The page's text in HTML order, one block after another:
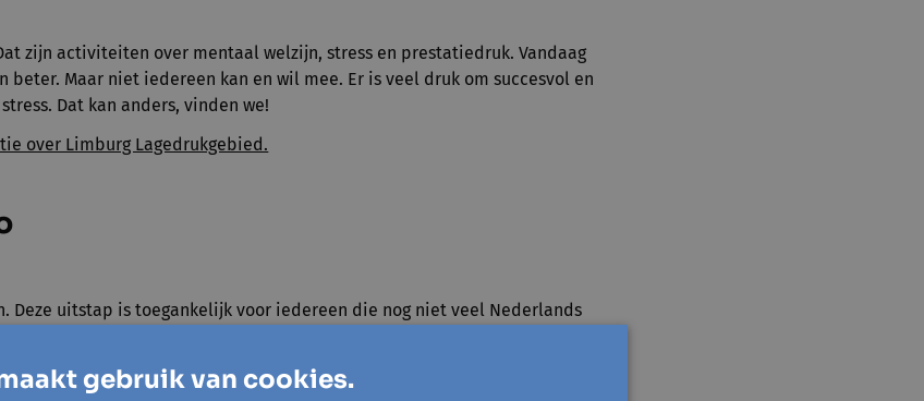
zijn activiteiten over mentaal welzijn, stress en prestatiedruk. Vandaag
beter. Maar niet iedereen kan en wil mee. Er is veel druk om succesvol en
Dat kan anders, vinden we!
over Limburg Lagedrukgebied.
Deze uitstap is toegankelijk voor iedereen die nog niet veel Nederlands
gebruik van cookies.